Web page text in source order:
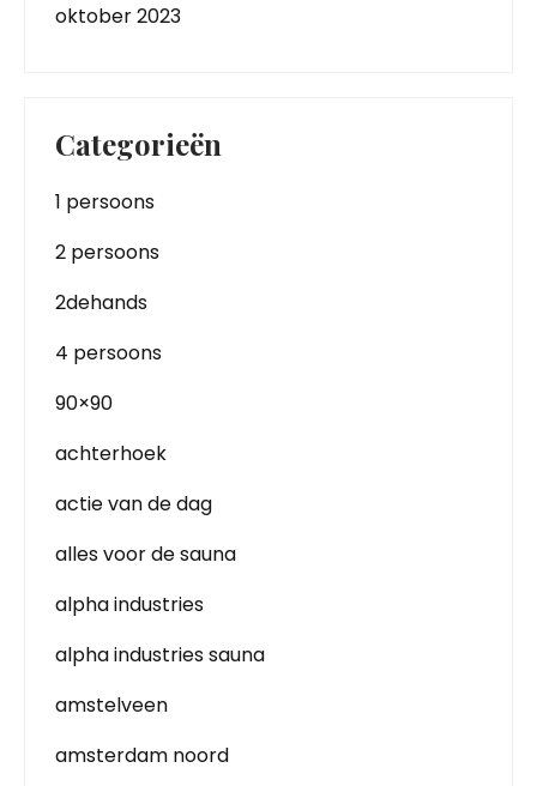
oktober 2023
Categorieën
1 persoons
2 persoons
2dehands
4 persoons
90×90
achterhoek
actie van de dag
alles voor de sauna
alpha industries
alpha industries sauna
amstelveen
amsterdam noord